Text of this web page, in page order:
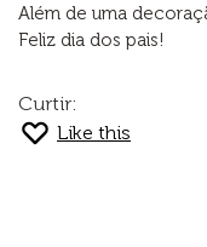
Além de uma
Feliz dia dos pais!
Curtir:
Like this